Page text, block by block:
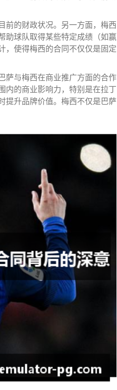
前的财政状况。另一方面，梅西
助球队取得某些特定成绩（如赢
，使得梅西的合同不仅仅是固定
萨与梅西在商业推广方面的合作
内的商业影响力，特别是在拉丁
提升品牌价值。梅西不仅是巴萨